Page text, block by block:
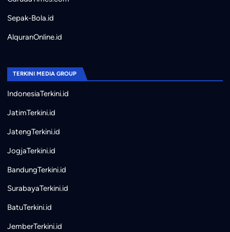
Sepak-Bola.id
AlquranOnline.id
TERKINI MEDIA GROUP
IndonesiaTerkini.id
JatimTerkini.id
JatengTerkini.id
JogjaTerkini.id
BandungTerkini.id
SurabayaTerkini.id
BatuTerkini.id
JemberTerkini.id